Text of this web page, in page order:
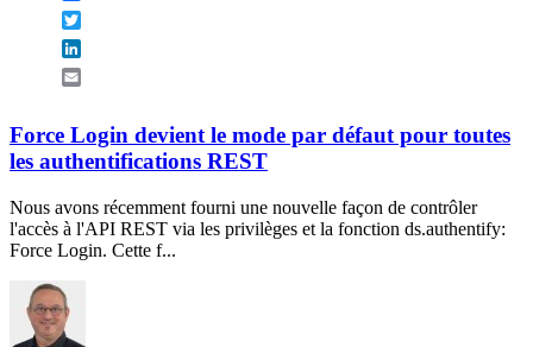
Force Login devient le mode par défaut pour toutes
les authentifications REST
Nous avons récemment fourni une nouvelle façon de contrôler
l'accès à l'API REST via les privilèges et la fonction ds.authentify:
Force Login. Cette f...